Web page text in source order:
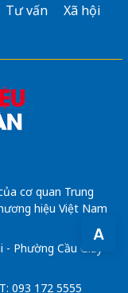
A
RESORT
Tư vấn
Xã hội
cơ quan Trung
hiệu Việt Nam
Phường Cầu Giấy -
093 172 5555